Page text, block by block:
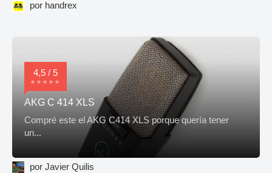
por handrex
4,5 / 5
AKG C 414 XLS
Compré este el AKG C414 XLS porque quería tener
un...
por Javier Quilis